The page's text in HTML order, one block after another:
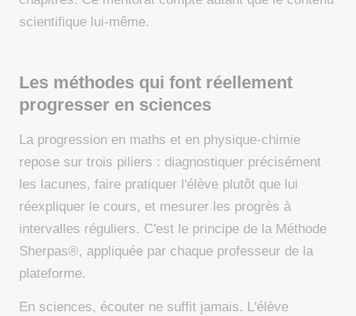
scientifique lui-même.
Les méthodes qui font réellement
progresser en sciences
La progression en maths et en physique-chimie
repose sur trois piliers : diagnostiquer précisément
les lacunes, faire pratiquer l'élève plutôt que lui
réexpliquer le cours, et mesurer les progrès à
intervalles réguliers. C'est le principe de la Méthode
Sherpas®, appliquée par chaque professeur de la
plateforme.
En sciences, écouter ne suffit jamais. L'élève